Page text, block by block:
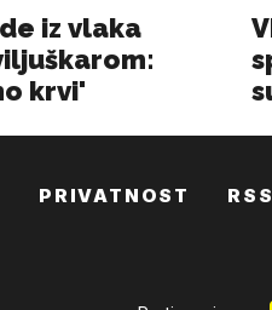
PRIVATNOST RSS